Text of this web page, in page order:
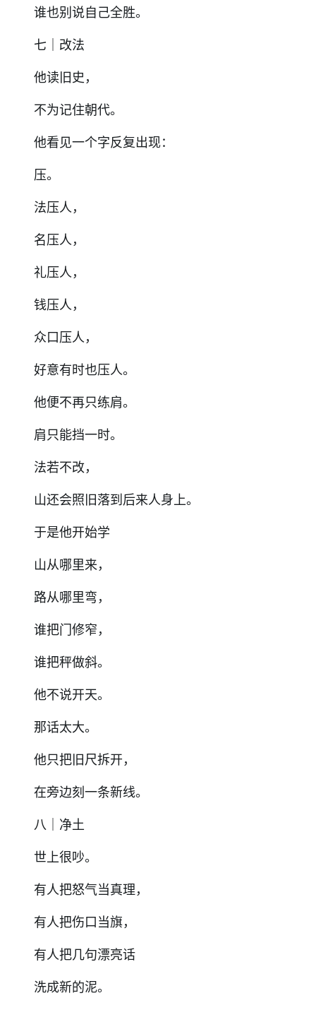
谁也别说自己全胜。
七｜改法
他读旧史，
不为记住朝代。
他看见一个字反复出现：
压。
法压人，
名压人，
礼压人，
钱压人，
众口压人，
好意有时也压人。
他便不再只练肩。
肩只能挡一时。
法若不改，
山还会照旧落到后来人身上。
于是他开始学
山从哪里来，
路从哪里弯，
谁把门修窄，
谁把秤做斜。
他不说开天。
那话太大。
他只把旧尺拆开，
在旁边刻一条新线。
八｜净土
世上很吵。
有人把怒气当真理，
有人把伤口当旗，
有人把几句漂亮话
洗成新的泥。